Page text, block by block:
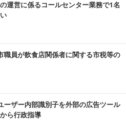
の運営に係るコールセンター業務で1名
員が飲食店関係者に関する市税等の
ーザー内部識別子を外部の広告ツール
ら行政指導